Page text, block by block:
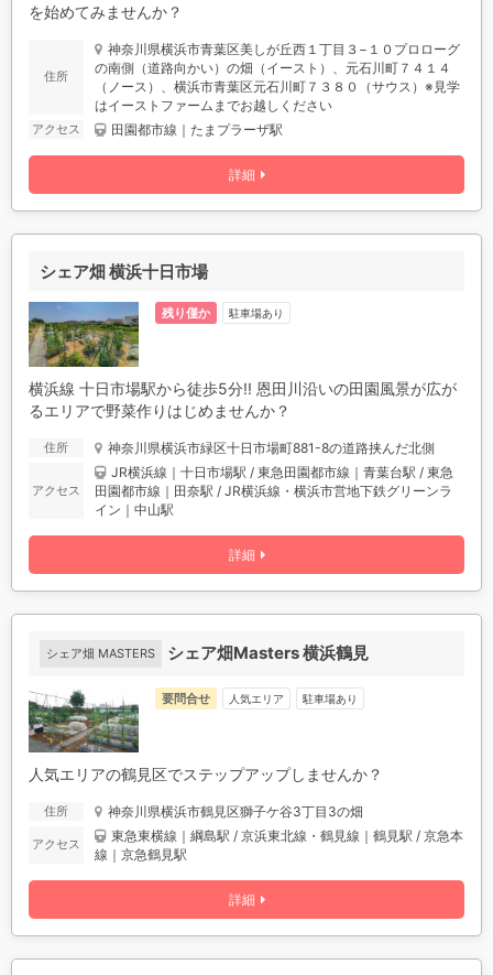
詳細
を始めてみませんか？
住所
神奈川県横浜市青葉区美しが丘西１丁目３−１０プロローグ
の南側（道路向かい）の畑（イースト）、元石川町７４１４
（ノース）、横浜市青葉区元石川町７３８０（サウス）※見学
はイーストファームまでお越しください
アクセス 田園都市線｜たまプラーザ駅
シェア畑 横浜十日市場
詳細
残り僅か 駐車場あり
横浜線 十日市場駅から徒歩5分!! 恩田川沿いの田園風景が広が
るエリアで野菜作りはじめませんか？
住所 神奈川県横浜市緑区十日市場町881-8の道路挟んだ北側
アクセス
JR横浜線｜十日市場駅 / 東急田園都市線｜青葉台駅 / 東急
田園都市線｜田奈駅 / JR横浜線・横浜市営地下鉄グリーンラ
イン｜中山駅
シェア畑 MASTERS シェア畑Masters 横浜鶴見
詳細
要問合せ 人気エリア 駐車場あり
人気エリアの鶴見区でステップアップしませんか？
住所 神奈川県横浜市鶴見区獅子ケ谷3丁目3の畑
アクセス 東急東横線｜綱島駅 / 京浜東北線・鶴見線｜鶴見駅 / 京急本
線｜京急鶴見駅